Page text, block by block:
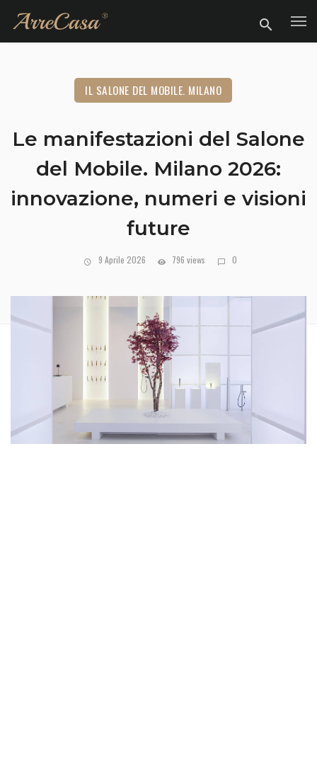
IL SALONE DEL MOBILE. MILANO
Le manifestazioni del Salone
del Mobile. Milano 2026:
innovazione, numeri e visioni
future
9 Aprile 2026 796 views 0